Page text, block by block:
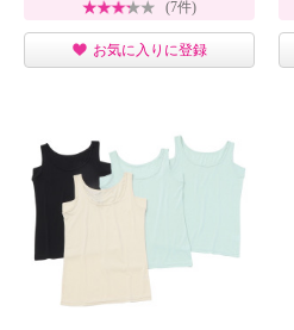
(7件)
お気に入りに登録